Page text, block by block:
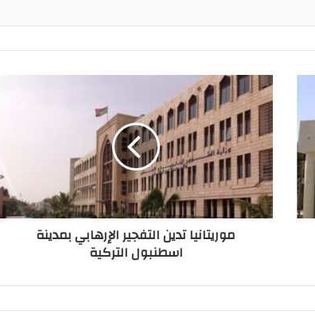
موريتانيا تدين التفجير الإرهابي بمدينة
اسطنبول التركية